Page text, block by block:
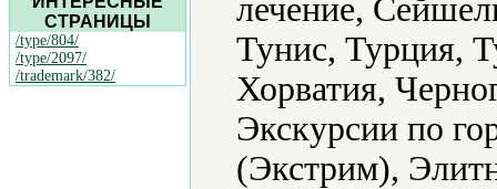
СТРАНИЦЫ
/type/804/
/type/2097/
/trademark/382/
лечение,
Тунис, Турция,
Хорватия,
Экскурсии по
(Экстрим),